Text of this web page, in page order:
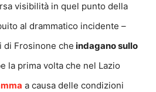
visibilità in quel punto della
al drammatico incidente –
di Frosinone che indagano sullo
la prima volta che nel Lazio
a causa delle condizioni